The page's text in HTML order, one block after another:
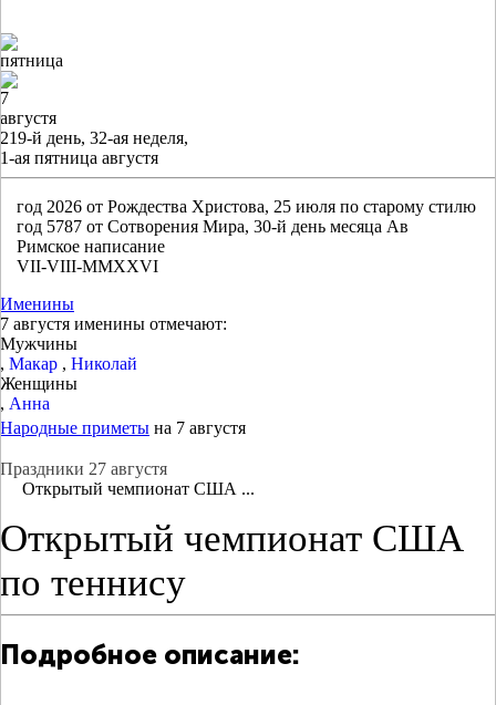
пятница
7
августя
219-й день, 32-ая неделя,
1-ая пятница августя
год 2026 от Рождества Христова, 25 июля по старому стилю
год 5787 от Сотворения Мира, 30-й день месяца Ав
Римское написание
VII-VIII-MMXXVI
Именины
7 августя именины отмечают:
Мужчины
, Макар , Николай
Женщины
, Анна
Народные приметы на 7 августя
Праздники 27 августя
Открытый чемпионат США ...
Открытый чемпионат США
по теннису
Подробное описание: